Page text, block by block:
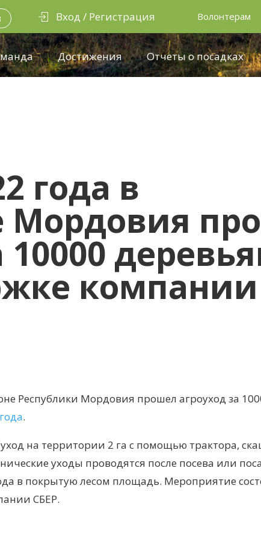
Вход / Регистрация Волонтерам
Достижения Отчеты о посадках
года в
Мордовия
10000
компании
Республики Мордовия прошел агроуход за
.
на территории 2 га с помощью трактора,
уходы проводятся после посева или
в покрытую лесом площадь. Мероприятие
СБЕР.